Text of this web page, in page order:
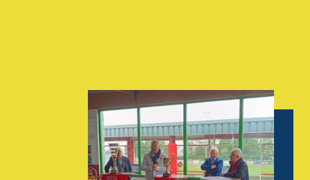
INFOS
CONTACT